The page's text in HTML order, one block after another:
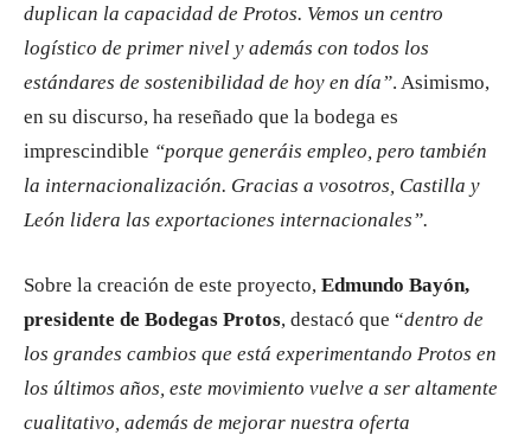
duplican la capacidad de Protos. Vemos un centro
logístico de primer nivel y además con todos los
estándares de sostenibilidad de hoy en día”. Asimismo,
en su discurso, ha reseñado que la bodega es
imprescindible “porque generáis empleo, pero también
la internacionalización. Gracias a vosotros, Castilla y
León lidera las exportaciones internacionales”.
Sobre la creación de este proyecto, Edmundo Bayón,
presidente de Bodegas Protos, destacó que “dentro de
los grandes cambios que está experimentando Protos en
los últimos años, este movimiento vuelve a ser altamente
cualitativo, además de mejorar nuestra oferta